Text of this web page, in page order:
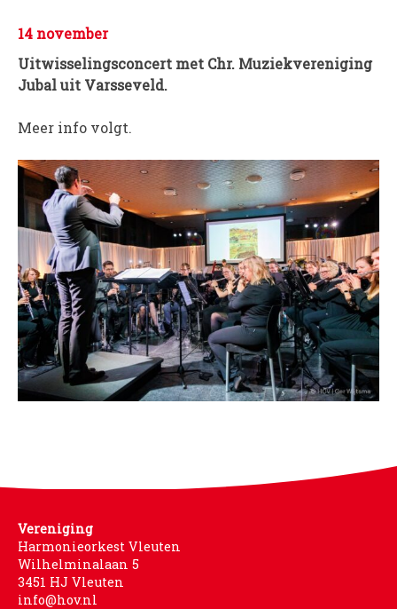
Zomerorkest Vleuten
HOV Loud & Proud
OVER ONS
Wie zijn we?
Bestuur
Dirigenten
Verenigingsstukken
Partners
Historie
Contact
14 november
Uitwisselingsconcert met Chr. Muziekvereniging
Jubal uit Varsseveld.
Meer info volgt.
Vereniging
Harmonieorkest Vleuten
Wilhelminalaan 5
3451 HJ Vleuten
info@hov.nl